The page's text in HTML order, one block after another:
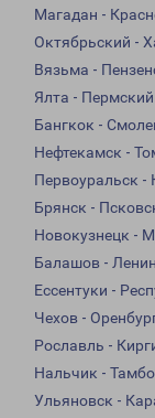
Магадан -
Октябрьский -
Вязьма -
Ялта -
Бангкок -
Нефтекамск -
Первоуральск -
Брянск -
Новокузнецк -
Балашов -
Ессентуки -
Чехов -
Рославль -
Нальчик -
Ульяновск -